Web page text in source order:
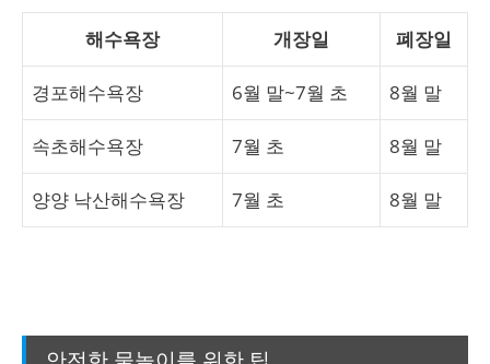
해수욕장 개장일 폐장일
경포해수욕장 6월 말~7월 초 8월 말
속초해수욕장 7월 초 8월 말
양양 낙산해수욕장 7월 초 8월 말